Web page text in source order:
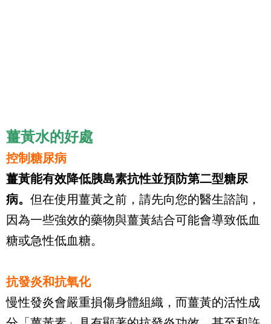
薑黃水的好處
控制糖尿病
薑黃能有效降低胰島素抗性並預防第二型糖尿
病。 但在使用薑黃之前，請先向您的醫生諮詢，
因為一些強效的藥物與薑黃結合可能會導致低血
糖或急性低血糖。
抗發炎和抗氧化
慢性發炎會嚴重損傷身體組織，而薑黃的活性成